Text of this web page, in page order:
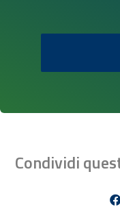
Condividi